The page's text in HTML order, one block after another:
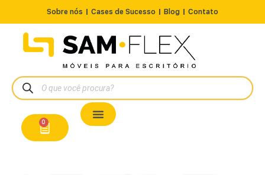
Sobre nós Cases de Sucesso Blog Contato
0